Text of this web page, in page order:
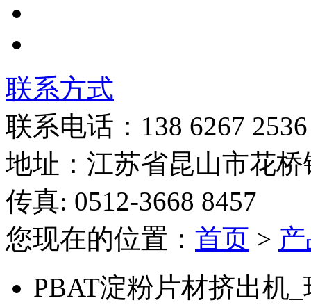
联系方式
联系电话：138 6267 2536
地址：江苏省昆山市花
传真: 0512-3668 8457
您现在的位置： 首页 >
PBAT淀粉片材挤出机